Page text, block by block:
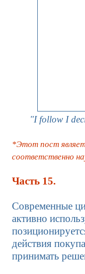
"I follow I
*Этот пост
соответственно
Часть 15.
Современные
активно
действия
принимать